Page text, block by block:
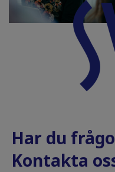
Har du
Kontakta